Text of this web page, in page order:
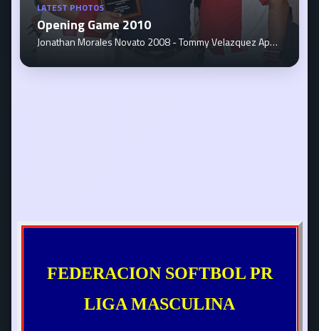
LATEST PHOTOS
Opening Game 2010
Jonathan Morales Novato 2008 - Tommy Velazquez Apoderado - Eduardo Davila Novato 2009
FEDERACION SOFTBOL PR
LIGA MASCULINA